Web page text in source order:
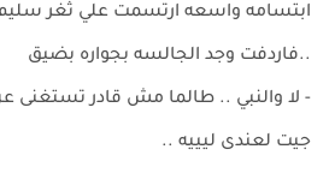
ابتسامه واسعه ارتسمت علي ثغر سليم
..فاردفت وجد الجالسه بجواره بضيق
- لا والنبي .. طالما مش قادر تستغنى
جيت لعندى ليييه ..